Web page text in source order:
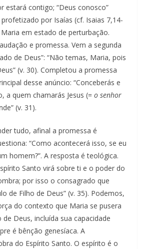
estará contigo; “Deus conosco”
por Isaías (cf. Isaias 7,14-
em estado de perturbação.
e promessa. Vem a segunda
de Deus”: “Não temas, Maria, pois
(v. 30). Completou a promessa
desse anúncio: “Conceberás e
a quem chamarás Jesus (= o senhor
(v. 31).
tudo, afinal a promessa é
“Como acontecerá isso, se eu
homem?”. A resposta é teológica.
Santo virá sobre ti e o poder do
por isso o consagrado que
de Filho de Deus” (v. 35). Podemos,
do contexto que Maria se pusera
Deus, incluída sua capacidade
é bênção genesíaca. A
do Espírito Santo. O espírito é o